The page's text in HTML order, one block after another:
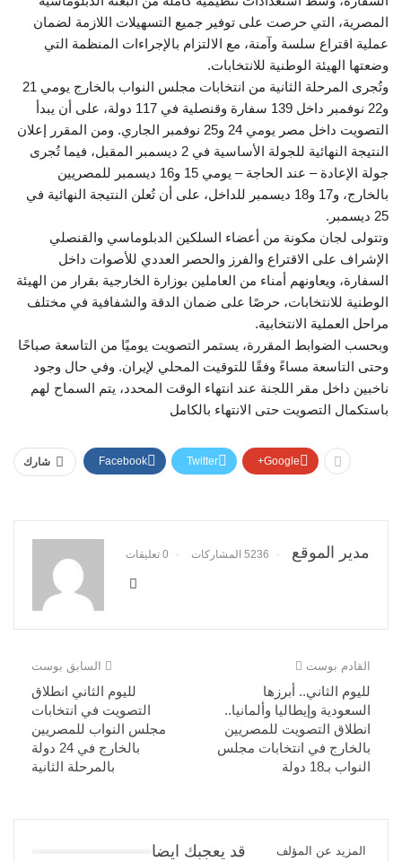
المصرية، التي حرصت على توفير جميع التسهيلات اللازمة لضمان
عملية اقتراع سلسة وآمنة، مع الالتزام بالإجراءات المنظمة التي
وضعتها الهيئة الوطنية للانتخابات.
وتُجرى المرحلة الثانية من انتخابات مجلس النواب بالخارج يومي 21
و22 نوفمبر داخل 139 سفارة وقنصلية في 117 دولة، على أن يبدأ
التصويت داخل مصر يومي 24 و25 نوفمبر الجاري. ومن المقرر إعلان
النتيجة النهائية للجولة الأساسية في 2 ديسمبر المقبل، فيما تُجرى
جولة الإعادة – عند الحاجة – يومي 15 و16 ديسمبر للمصريين
بالخارج، و17 و18 ديسمبر للداخل، على أن تُعلن النتيجة النهائية في
25 ديسمبر.
وتتولى لجان مكونة من أعضاء السلكين الدبلوماسي والقنصلي
الإشراف على الاقتراع والفرز والحصر العددي للأصوات داخل
السفارة، ويعاونهم أمناء من العاملين بوزارة الخارجية بقرار من الهيئة
الوطنية للانتخابات، حرصًا على ضمان الدقة والشفافية في مختلف
مراحل العملية الانتخابية.
وبحسب الضوابط المقررة، يستمر التصويت يوميًا من التاسعة صباحًا
وحتى التاسعة مساءً وفقًا للتوقيت المحلي لإيران. وفي حال وجود
ناخبين داخل مقر اللجنة عند انتهاء الوقت المحدد، يتم السماح لهم
باستكمال التصويت حتى الانتهاء بالكامل
شارك Facebook Twitter Google+
مدير الموقع 5236 المشاركات 0 تعليقات
السابق بوست
لليوم الثاني انطلاق
التصويت في انتخابات
مجلس النواب للمصريين
بالخارج في 24 دولة
بالمرحلة الثانية
القادم بوست
لليوم الثاني.. أبرزها
السعودية وإيطاليا وألمانيا..
انطلاق التصويت للمصريين
بالخارج في انتخابات مجلس
النواب بـ18 دولة
قد يعجبك ايضا المزيد عن المؤلف